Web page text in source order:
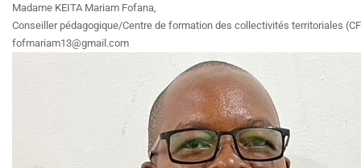
Madame KEITA Mariam Fofana,
Conseiller pédagogique/Centre de formation des collectivités territoriales
fofmariam13@gmail.com